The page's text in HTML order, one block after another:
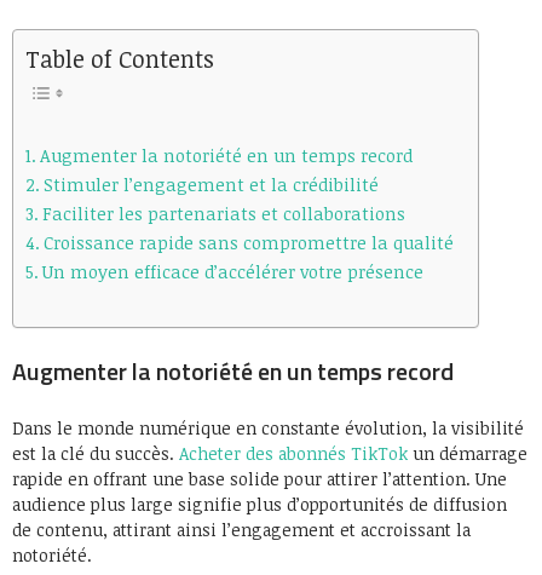
Table of Contents
Augmenter la notoriété en un temps record
Stimuler l’engagement et la crédibilité
Faciliter les partenariats et collaborations
Croissance rapide sans compromettre la qualité
Un moyen efficace d’accélérer votre présence
Augmenter la notoriété en un temps record
Dans le monde numérique en constante évolution, la visibilité
est la clé du succès. Acheter des abonnés TikTok un démarrage
rapide en offrant une base solide pour attirer l’attention. Une
audience plus large signifie plus d’opportunités de diffusion
de contenu, attirant ainsi l’engagement et accroissant la
notoriété.